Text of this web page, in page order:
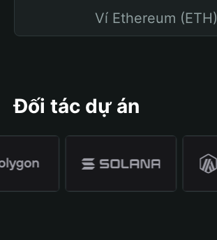
Ví Ethereum (ETH)
Đối tác dự án